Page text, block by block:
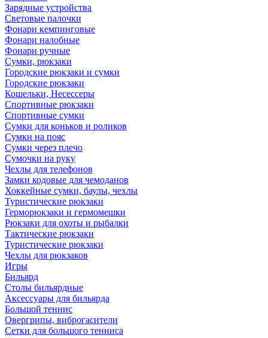
Зарядные устройства
Световые палочки
Фонари кемпинговые
Фонари налобные
Фонари ручные
Сумки, рюкзаки
Городские рюкзаки и сумки
Городские рюкзаки
Кошельки, Несессеры
Спортивные рюкзаки
Спортивные сумки
Сумки для коньков и роликов
Сумки на пояс
Сумки через плечо
Сумочки на руку
Чехлы для телефонов
Замки кодовые для чемоданов
Хоккейные сумки, баулы, чехлы
Туристические рюкзаки
Герморюкзаки и гермомешки
Рюкзаки для охоты и рыбалки
Тактические рюкзаки
Туристические рюкзаки
Чехлы для рюкзаков
Игры
Бильярд
Столы бильярдные
Аксессуары для бильярда
Большой теннис
Овергрипы, виброгасители
Сетки для большого тенниса